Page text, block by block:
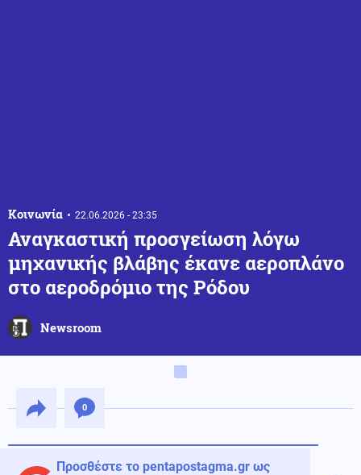
Κοινωνία 22.06.2026 - 23:35
Αναγκαστική προσγείωση λόγω
μηχανικής βλάβης έκανε αεροπλάνο
στο αεροδρόμιο της Ρόδου
Newsroom
0
Προσθέστε το pentapostagma.gr ως